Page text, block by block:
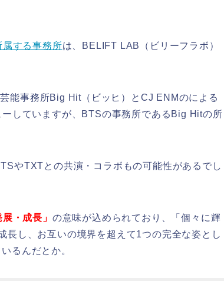
属する事務所は、BELIFT LAB（ビリーフラボ）
能事務所Big Hit（ビッヒ）とCJ ENMのによる
していますが、BTSの事務所であるBig Hitの所
やTXTとの共演・コラボもの可能性があるでし
・成長」 の意味が込められており、「個々に輝
長し、お互いの境界を超えて1つの完全な姿とし
るんだとか。